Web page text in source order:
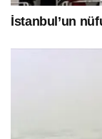
İstanbul’un